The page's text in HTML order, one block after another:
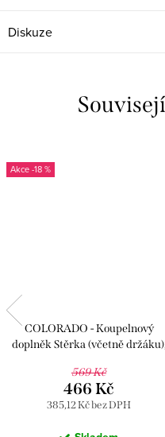
Diskuze
-18 %
COLORADO - Koupelnový
doplněk Stěrka (včetně
569 Kč
385,12 Kč bez DPH
466 Kč